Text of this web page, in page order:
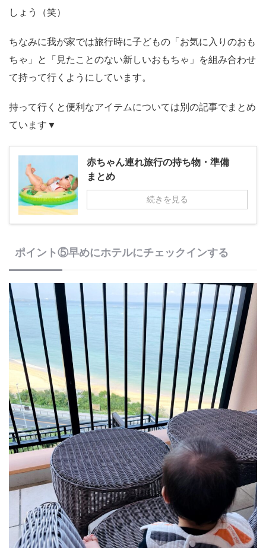
しょう（笑）
ちなみに我が家では旅行時に子どもの「お気に入りのおも
ちゃ」と「見たことのない新しいおもちゃ」を組み合わせ
て持って行くようにしています。
持って行くと便利なアイテムについては別の記事でまとめ
ています▼
赤ちゃん連れ旅行の持ち物・準備
まとめ
続きを見る
ポイント⑤早めにホテルにチェックインする